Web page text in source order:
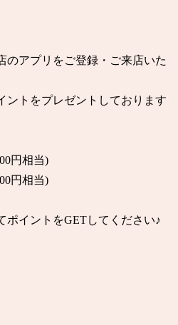
のアプリをご登録・ご来店いた
ントをプレゼントしております
円相当)
円相当)
ポイントをGETしてください♪